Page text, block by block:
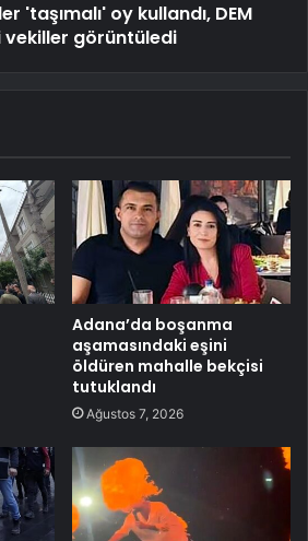
'taşımalı' oy kullandı, DEM
vekiller görüntüledi
Adana’da boşanma
aşamasındaki eşini
öldüren mahalle bekçisi
tutuklandı
Ağustos 7, 2026